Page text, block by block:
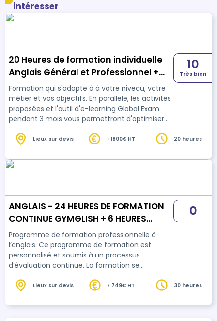
intéresser
20 Heures de formation individuelle
Anglais Général et Professionnel +
passage du Test English 360°
Formation qui s'adapte à à votre niveau, votre
métier et vos objectifs. En parallèle, les activités
proposées et l'outil d'e-learning Global Exam
pendant 3 mois vous permettront d'optimiser
10
Très bien
Lieux sur devis > 1800€ HT 20 heures
ANGLAIS - 24 HEURES DE FORMATION
CONTINUE GYMGLISH + 6 HEURES
D'ACCOMPAGNEMENT
Programme de formation professionnelle à
l’anglais. Ce programme de formation est
personnalisé et soumis à un processus
d’évaluation continue. La formation se
quotidienne effectuée en ligne à n’importe quel
formation) et une partie ponctuelle en
0
Lieux sur devis > 749€ HT 30 heures